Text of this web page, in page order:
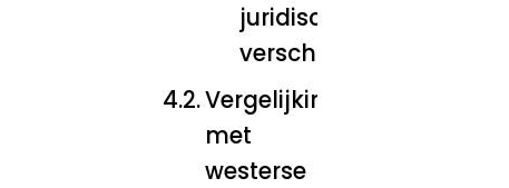
juridische
verschillen
Vergelijking
met
westerse